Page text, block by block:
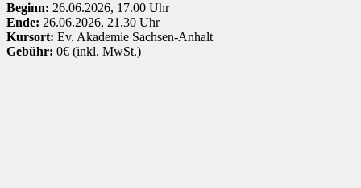
Beginn: 26.06.2026, 17.00 Uhr
Ende: 26.06.2026, 21.30 Uhr
Kursort: Ev. Akademie Sachsen-Anhalt
Gebühr: 0€ (inkl. MwSt.)